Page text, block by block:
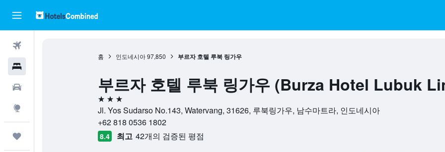
홈 인도네시아 97,850 부르자 호텔 루북 링가우
부르자 호텔 루북 링가우 (Burza Hotel Lubuk
3성급
Jl. Yos Sudarso No.143, Watervang, 31626, 루북링가우, 남수마트라, 인도네시아
+62 818 0536 1802
8.4 최고 42개의 검증된 평점